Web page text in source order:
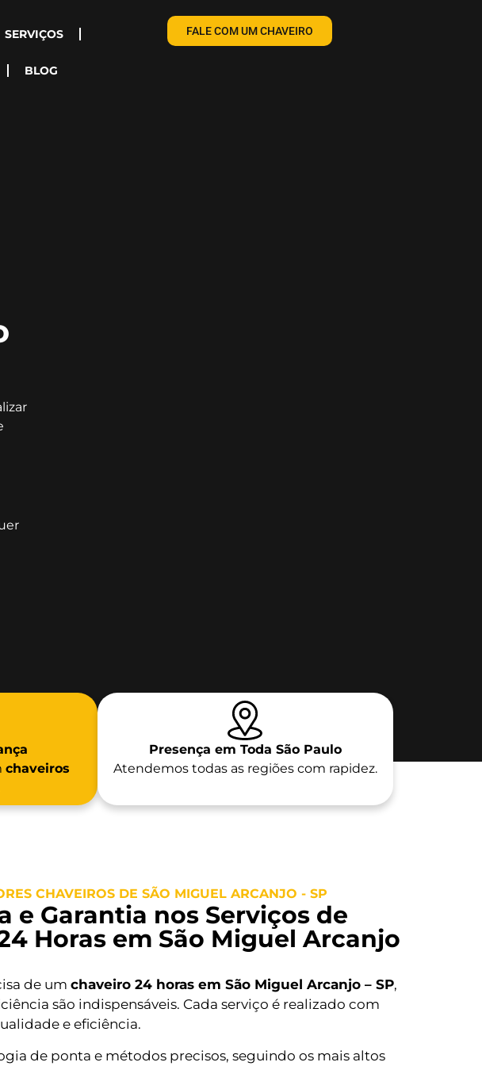
SERVIÇOS
BLOG
FALE COM UM CHAVEIRO
chaveiros
Presença em Toda São Paulo
Atendemos todas as regiões com rapidez.
CHAVEIROS DE SÃO MIGUEL ARCANJO - SP
e Garantia nos Serviços de
Horas em São Miguel Arcanjo
de um chaveiro 24 horas em São Miguel Arcanjo – SP,
são indispensáveis. Cada serviço é realizado com
e eficiência.
de ponta e métodos precisos, seguindo os mais altos